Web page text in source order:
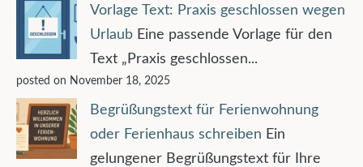
Vorlage Text: Praxis geschlossen wegen
Urlaub Eine passende Vorlage für den
Text „Praxis geschlossen...
posted on November 18, 2025
Begrüßungstext für Ferienwohnung
oder Ferienhaus schreiben Ein
gelungener Begrüßungstext für Ihre